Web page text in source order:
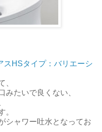
スHSタイプ：バリエーシ
、
みたいで良くない、
。
シャワー吐水となってお